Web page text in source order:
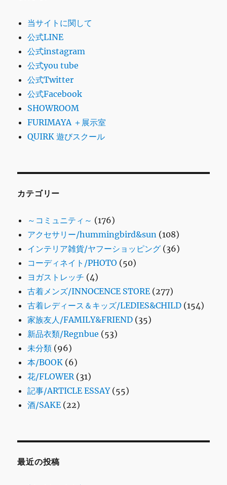
当サイトに関して
公式LINE
公式instagram
公式you tube
公式Twitter
公式Facebook
SHOWROOM
FURIMAYA ＋展示室
QUIRK 遊びスクール
カテゴリー
～コミュニティ～ (176)
アクセサリー/hummingbird&sun (108)
インテリア雑貨/ヤフーショッピング (36)
コーディネイト/PHOTO (50)
ヨガストレッチ (4)
古着メンズ/INNOCENCE STORE (277)
古着レディース＆キッズ/LEDIES&CHILD (154)
家族友人/FAMILY&FRIEND (35)
新品衣類/Regnbue (53)
未分類 (96)
本/BOOK (6)
花/FLOWER(31)
記事/ARTICLE ESSAY(55)
酒/SAKE (22)
最近の投稿